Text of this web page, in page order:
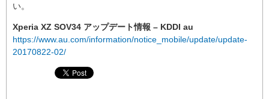
い。
Xperia XZ SOV34 アップデート情報 – KDDI au
https://www.au.com/information/notice_mobile/update/update-
20170822-02/